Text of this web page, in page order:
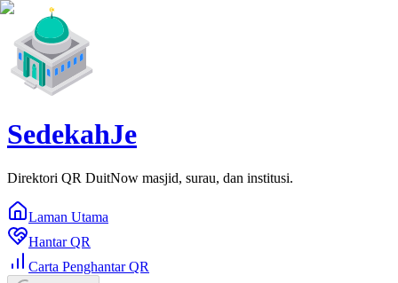
SedekahJe
Direktori QR DuitNow masjid, surau, dan institusi.
Laman Utama
Hantar QR
Carta Penghantar QR